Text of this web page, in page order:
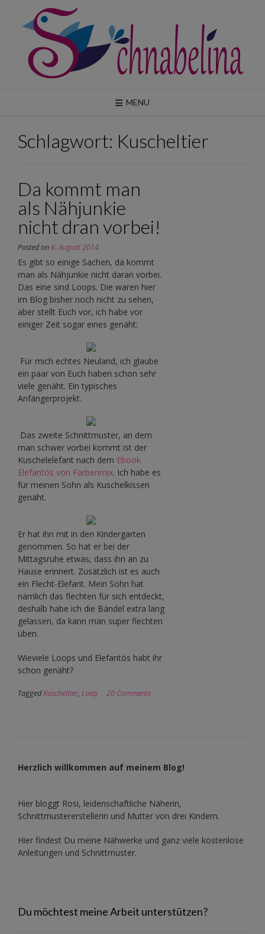
content
MENU
Schlagwort: Kuscheltier
Da kommt man
als Nähjunkie
nicht dran vorbei!
Posted on 6. August 2014
Es gibt so einige Sachen, da kommt
man als Nähjunkie nicht daran vorbei.
Das eine sind Loops. Die waren hier
im Blog bisher noch nicht zu sehen,
aber stellt Euch vor, ich habe vor
einiger Zeit sogar eines genäht:
Für mich echtes Neuland, ich glaube
ein paar von Euch haben schon sehr
viele genäht. Ein typisches
Anfängerprojekt.
Das zweite Schnittmuster, an dem
man schwer vorbei kommt ist der
Kuschelelefant nach dem Ebook
Elefantös von Farbenmix. Ich habe es
für meinen Sohn als Kuschelkissen
genäht.
Er hat ihn mit in den Kindergarten
genommen. So hat er bei der
Mittagsruhe etwas, dass ihn an zu
Hause erinnert. Zusätzlich ist es auch
ein Flecht-Elefant. Mein Sohn hat
nämlich das flechten für sich entdeckt,
deshalb habe ich die Bändel extra lang
gelassen, da kann man super flechten
üben.
Wieviele Loops und Elefantös habt ihr
schon genäht?
TaggedKuscheltier, Loop 20 Comments
Herzlich willkommen auf meinem Blog!
Hier bloggt Rosi, leidenschaftliche Näherin,
Schnittmustererstellerin und Mutter von drei Kindern.
Hier findest Du meine Nähwerke und ganz viele kostenlose
Anleitungen und Schnittmuster.
Du möchtest meine Arbeit unterstützen?